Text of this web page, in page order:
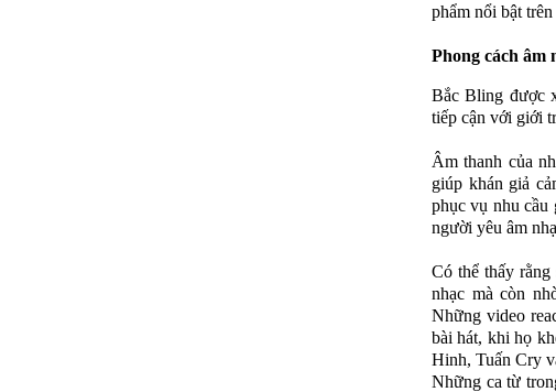
phẩm nổi bật
Phong cách âm
Bắc Bling được
tiếp cận với giới
Âm thanh của
giúp khán giả
phục vụ nhu cầu
người yêu âm
Có thể thấy
nhạc mà còn
Những video
bài hát, khi họ
Hinh, Tuấn Cry
Những ca từ